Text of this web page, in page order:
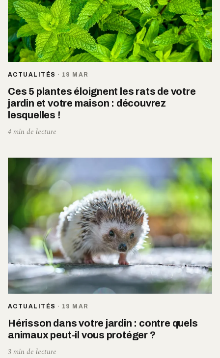
ACTUALITÉS · 19 MAR
Ces 5 plantes éloignent les rats de votre
jardin et votre maison : découvrez
lesquelles !
4 min de lecture
ACTUALITÉS · 19 MAR
Hérisson dans votre jardin : contre quels
animaux peut-il vous protéger ?
3 min de lecture